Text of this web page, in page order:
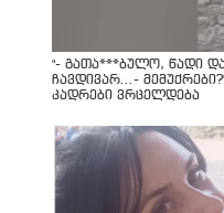
"- გათა***ბულო, წადი
ჩავდივარ...-
კადრები ვრცელდება